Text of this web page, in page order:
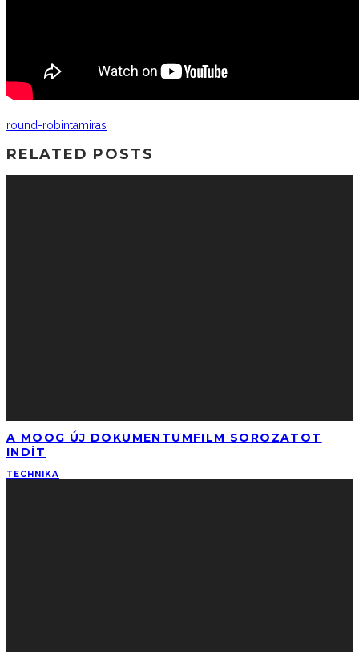
round-robintamiras
RELATED POSTS
A MOOG ÚJ DOKUMENTUMFILM SOROZATOT
INDÍT
TECHNIKA